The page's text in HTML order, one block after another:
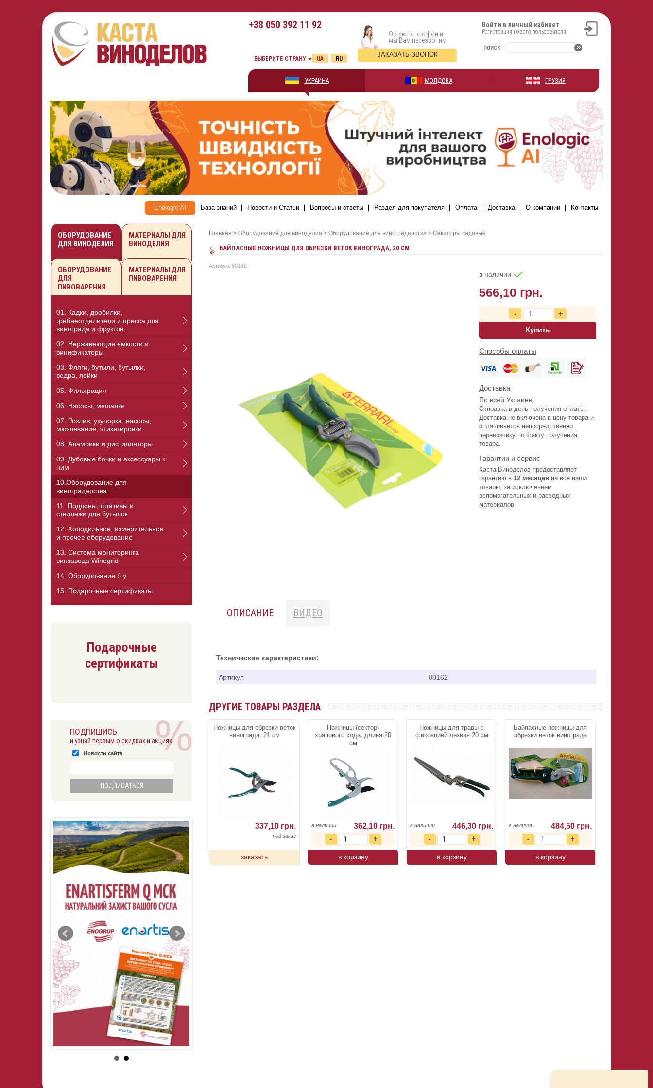
+38 050 392 11 92 Войти в личный кабинет
Регистрация нового пользователя
ПОИСК
Оставьте телефон и
мы Вам перезвоним
ЗАКАЗАТЬ ЗВОНОК
ВЫБЕРИТЕ СТРАНУ RU
UA
УКРАИНА МОЛДОВА ГРУЗИЯ
Enologic AI База знаний Новости и Статьи Вопросы и ответы Раздел для покупателя Оплата Доставка О компании Контакты
Главная > Оборудование для виноделия > Оборудование для виноградарства > Секаторы садовые
БАЙПАСНЫЕ НОЖНИЦЫ ДЛЯ ОБРЕЗКИ ВЕТОК ВИНОГРАДА, 20 СМ
Артикул: 80162
в наличии
566,10 грн.
Купить
Способы оплаты
Доставка
По всей Украине.
Отправка в день получения оплаты.
Доставка не включена в цену товара и
оплачивается непосредственно
перевозчику по факту получения
товара.
Гарантии и сервис
Каста Виноделов предоставляет
гарантию в12 месяцев на все наши
товары, за исключением
вспомогательных и расходных
материалов
ОПИСАНИЕ ВИДЕО
Технические характеристики:
Артикул 80162
ДРУГИЕ ТОВАРЫ РАЗДЕЛА
Ножницы для обрезки веток
винограда, 21 см
337,10 грн.
под заказ
заказать
Ножницы (сектор)
храпового хода, длина 20
см
в наличии 362,10 грн.
в корзину
Ножницы для травы с
фиксацией лезвия 20 см
в наличии 446,30 грн.
в корзину
Байпасные ножницы для
обрезки веток винограда
в наличии 484,50 грн.
в корзину
ОБОРУДОВАНИЕ
ДЛЯ ВИНОДЕЛИЯ
МАТЕРИАЛЫ ДЛЯ
ВИНОДЕЛИЯ
ОБОРУДОВАНИЕ
ДЛЯ
ПИВОВАРЕНИЯ
МАТЕРИАЛЫ ДЛЯ
ПИВОВАРЕНИЯ
01. Кадки, дробилки,
гребнеотделители и пресса для
винограда и фруктов.
02. Нержавеющие емкости и
винификаторы
03. Фляги, бутыли, бутылки,
ведра, лейки
05. Фильтрация
06. Насосы, мешалки
07. Розлив, укупорка, насосы,
мюзлевание, этикетировки
08. Аламбики и дистилляторы
09. Дубовые бочки и аксессуары к
ним
10.Оборудование для
виноградарства
11. Поддоны, штативы и
стеллажи для бутылок
12. Холодильное, измерительное
и прочее оборудование
13. Cистема мониторинга
винзавода Winegrid
14. Оборудование б.у.
15. Подарочные сертификаты
Подарочные
сертификаты
ПОДПИШИСЬ
и узнай первым о скидках и акциях
Новости сайта